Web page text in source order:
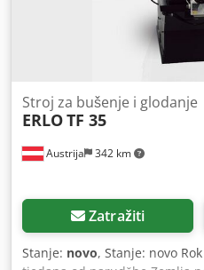
Austrija 342 km
Stroj za bušenje i glodanje
ERLOTF 35
Zatražiti
Stanje: novo, Stanje: novo